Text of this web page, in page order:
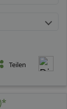
Teilen